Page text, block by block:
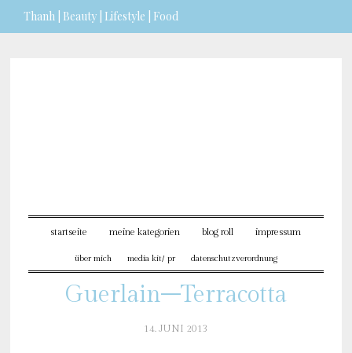
Thanh | Beauty | Lifestyle | Food
startseite meine kategorien blog roll impressum
über mich media kit/ pr datenschutzverordnung
Guerlain–Terracotta
14. JUNI 2013